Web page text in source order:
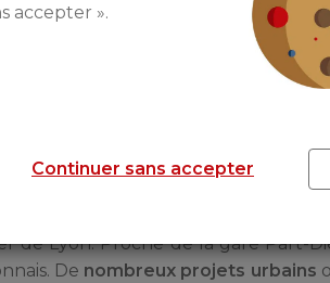
est également en pleine
. La
de Lyon. Proche de la gare Part-
De nombreux projets urbains
accepter ».
Continuer sans accepter